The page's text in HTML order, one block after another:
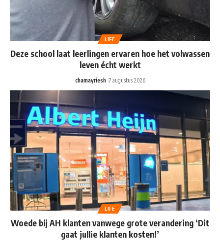
LIFE
Deze school laat leerlingen ervaren hoe het volwassen
leven écht werkt
chamayriesh 7 augustus 2026
LIFE
Woede bij AH klanten vanwege grote verandering ‘Dit
gaat jullie klanten kosten!’